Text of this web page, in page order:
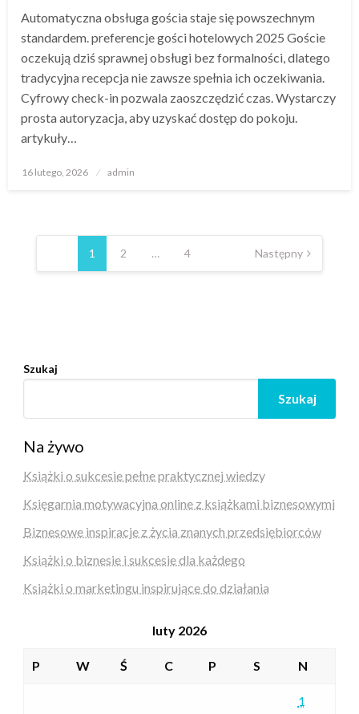
Automatyczna obsługa gościa staje się powszechnym
standardem. preferencje gości hotelowych 2025 Goście
oczekują dziś sprawnej obsługi bez formalności, dlatego
tradycyjna recepcja nie zawsze spełnia ich oczekiwania.
Cyfrowy check-in pozwala zaoszczędzić czas. Wystarczy
prosta autoryzacja, aby uzyskać dostęp do pokoju.
artykuły…
Opublikowane
16 lutego, 2026 admin
Nawigacja
wpisach
1 2 … 4 Następny
Szukaj
Szukaj
Na żywo
Książki o sukcesie pełne praktycznej wiedzy
Księgarnia motywacyjna online z książkami biznesowymi
Biznesowe inspiracje z życia znanych przedsiębiorców
Książki o biznesie i sukcesie dla każdego
Książki o marketingu inspirujące do działania
luty 2026
P W Ś C P S N
1